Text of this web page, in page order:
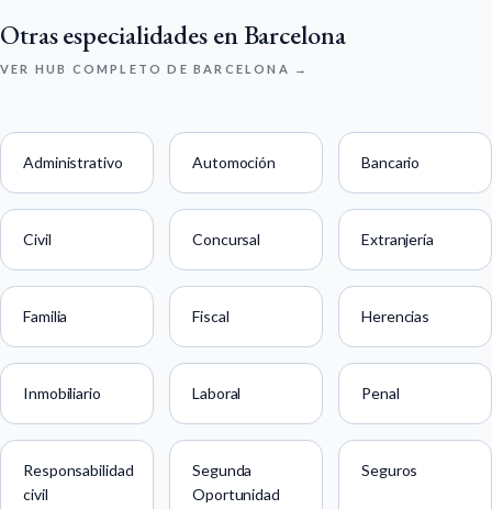
Otras especialidades en Barcelona
VER HUB COMPLETO DE BARCELONA →
Administrativo Automoción Bancario
Civil Concursal Extranjería
Familia Fiscal Herencias
Inmobiliario Laboral Penal
Responsabilidad
civil
Segunda
Oportunidad
Seguros